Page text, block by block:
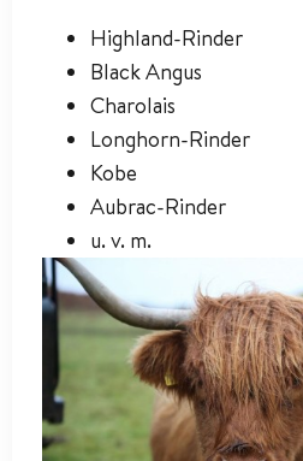
Highland-Rinder
Black Angus
Charolais
Longhorn-Rinder
Kobe
Aubrac-Rinder
u. v. m.